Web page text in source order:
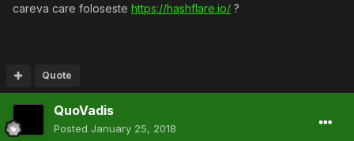
careva care foloseste https://hashflare.io/ ?
Quote
QuoVadis
Posted January 25, 2018